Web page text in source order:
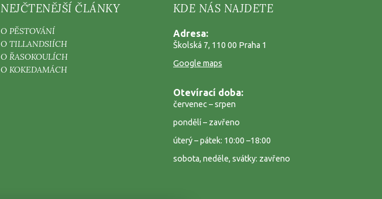
NEJČTENĚJŠÍ ČLÁNKY
O PĚSTOVÁNÍ
O TILLANDSIÍCH
O ŘASOKOULÍCH
O KOKEDAMÁCH
KDE NÁS NAJDETE
Adresa:
Školská 7, 110 00 Praha 1
Google maps
Otevírací doba:
červenec – srpen
pondělí – zavřeno
úterý – pátek: 10:00 –18:00
sobota, neděle, svátky: zavřeno